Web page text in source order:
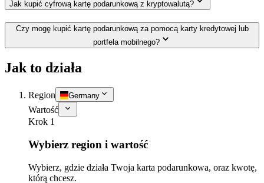
Jak kupić cyfrową kartę podarunkową z kryptowalutą?
Czy mogę kupić kartę podarunkową za pomocą karty kredytowej lub
portfela mobilnego?
Jak to działa
Region Germany
Wartość
Krok 1
Wybierz region i wartość
Wybierz, gdzie działa Twoja karta podarunkowa, oraz kwotę,
którą chcesz.